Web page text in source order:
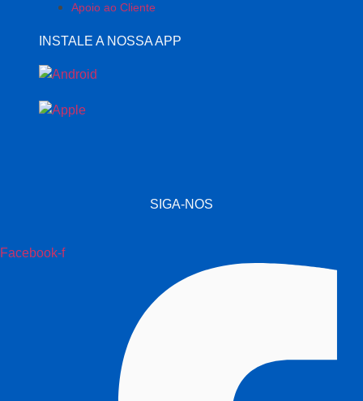
Apoio ao Cliente
INSTALE A NOSSA APP
SIGA-NOS
Facebook-f